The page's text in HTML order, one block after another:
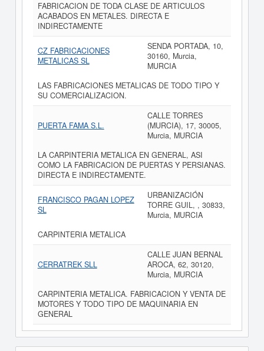
FABRICACION DE TODA CLASE DE ARTICULOS
ACABADOS EN METALES. DIRECTA E
INDIRECTAMENTE
CZ FABRICACIONES
METALICAS SL
SENDA PORTADA, 10,
30160, Murcia,
MURCIA
LAS FABRICACIONES METALICAS DE TODO TIPO Y
SU COMERCIALIZACION.
PUERTA FAMA S.L.
CALLE TORRES
(MURCIA), 17, 30005,
Murcia, MURCIA
LA CARPINTERIA METALICA EN GENERAL, ASI
COMO LA FABRICACION DE PUERTAS Y PERSIANAS.
DIRECTA E INDIRECTAMENTE.
FRANCISCO PAGAN LOPEZ
SL
URBANIZACIÓN
TORRE GUIL, , 30833,
Murcia, MURCIA
CARPINTERIA METALICA
CERRATREK SLL
CALLE JUAN BERNAL
AROCA, 62, 30120,
Murcia, MURCIA
CARPINTERIA METALICA. FABRICACION Y VENTA DE
MOTORES Y TODO TIPO DE MAQUINARIA EN
GENERAL